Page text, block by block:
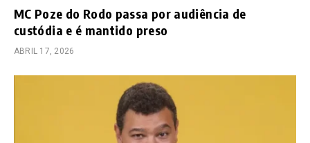
MC Poze do Rodo passa por audiência de
custódia e é mantido preso
ABRIL 17, 2026